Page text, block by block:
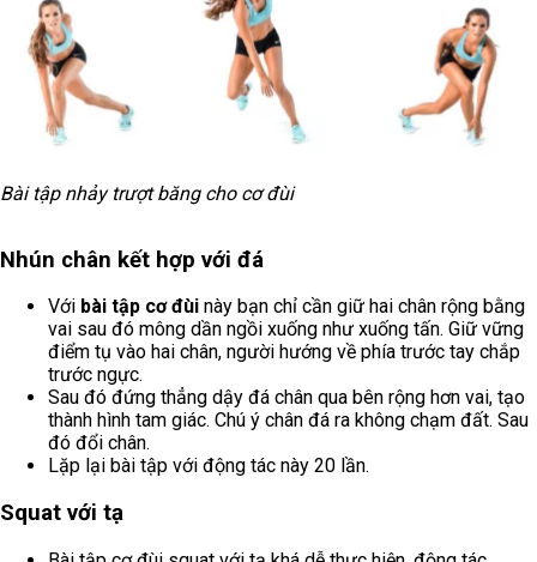
Bài tập nhảy trượt băng cho cơ đùi
Nhún chân kết hợp với đá
Với bài tập cơ đùi này bạn chỉ cần giữ hai chân rộng bằng
vai sau đó mông dần ngồi xuống như xuống tấn. Giữ vững
điểm tụ vào hai chân, người hướng về phía trước tay chắp
trước ngực.
Sau đó đứng thẳng dậy đá chân qua bên rộng hơn vai, tạo
thành hình tam giác. Chú ý chân đá ra không chạm đất. Sau
đó đổi chân.
Lặp lại bài tập với động tác này 20 lần.
Squat với tạ